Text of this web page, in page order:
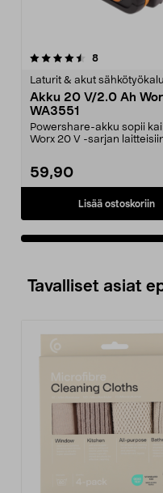
8arvostelut
Laturit & akut
Akku 20 V/2.0 Ah
WA3551
Powershare-akku sopii
Worx 20 V -sarjan
59,90
Lisää ostoskoriin
3.5viidestä
Tavalliset asiat